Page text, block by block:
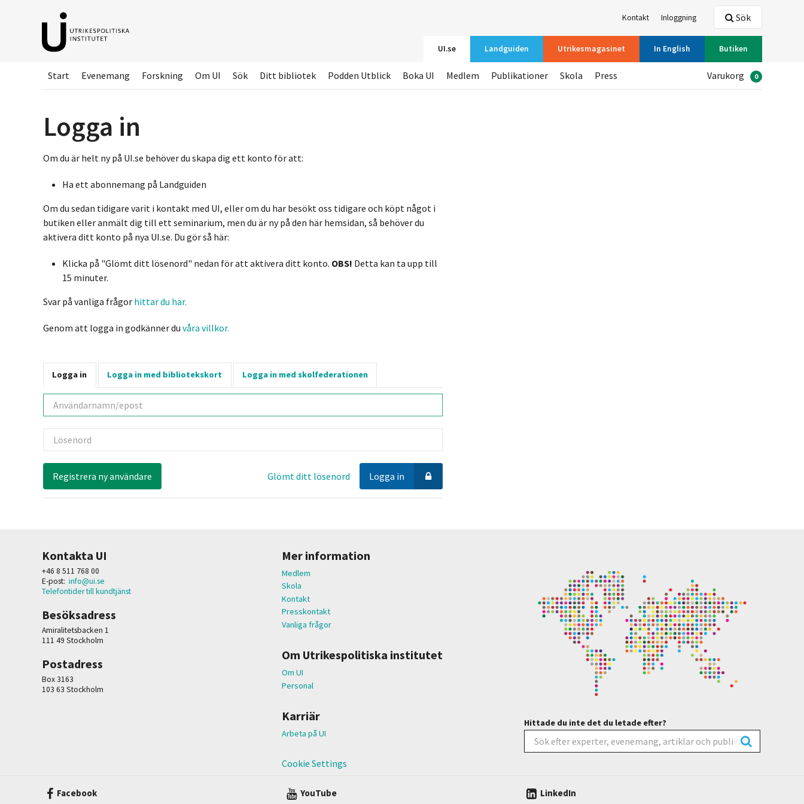
Kontakt Inloggning
UI.se Landguiden Utrikesmagasinet In English Butiken
Sök
Start Evenemang Forskning Om UI Sök Ditt bibliotek Podden Utblick Boka UI Medlem Publikationer Skola Press Varukorg 0
Logga in
Om du är helt ny på UI.se behöver du skapa dig ett konto för att:
Ha ett abonnemang på Landguiden
Om du sedan tidigare varit i kontakt med UI, eller om du har besökt oss tidigare och köpt något i
butiken eller anmält dig till ett seminarium, men du är ny på den här hemsidan, så behöver du
aktivera ditt konto på nya UI.se. Du gör så här:
Klicka på "Glömt ditt lösenord" nedan för att aktivera ditt konto. OBS! Detta kan ta upp till
15 minuter.
Svar på vanliga frågor hittar du här.
Genom att logga in godkänner du våra villkor.
Logga in Logga in med bibliotekskort Logga in med skolfederationen
Användarnamn
Lösenord
Logga in
Glömt ditt lösenord
Registrera ny användare
Kontakta UI
+46 8 511 768 00
E-post: info@ui.se
Telefontider till kundtjänst
Besöksadress
Amiralitetsbacken 1
111 49 Stockholm
Postadress
Box 3163
103 63 Stockholm
Mer information
Medlem
Skola
Kontakt
Presskontakt
Vanliga frågor
Om Utrikespolitiska institutet
Om UI
Personal
Karriär
Arbeta på UI
Cookie Settings
Hittade du inte det du letade efter?
Facebook YouTube LinkedIn